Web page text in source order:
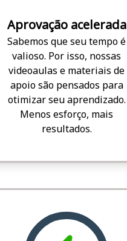
Aprovação acelerada
Sabemos que seu tempo é
valioso. Por isso, nossas
videoaulas e materiais de
apoio são pensados para
otimizar seu aprendizado.
Menos esforço, mais
resultados.